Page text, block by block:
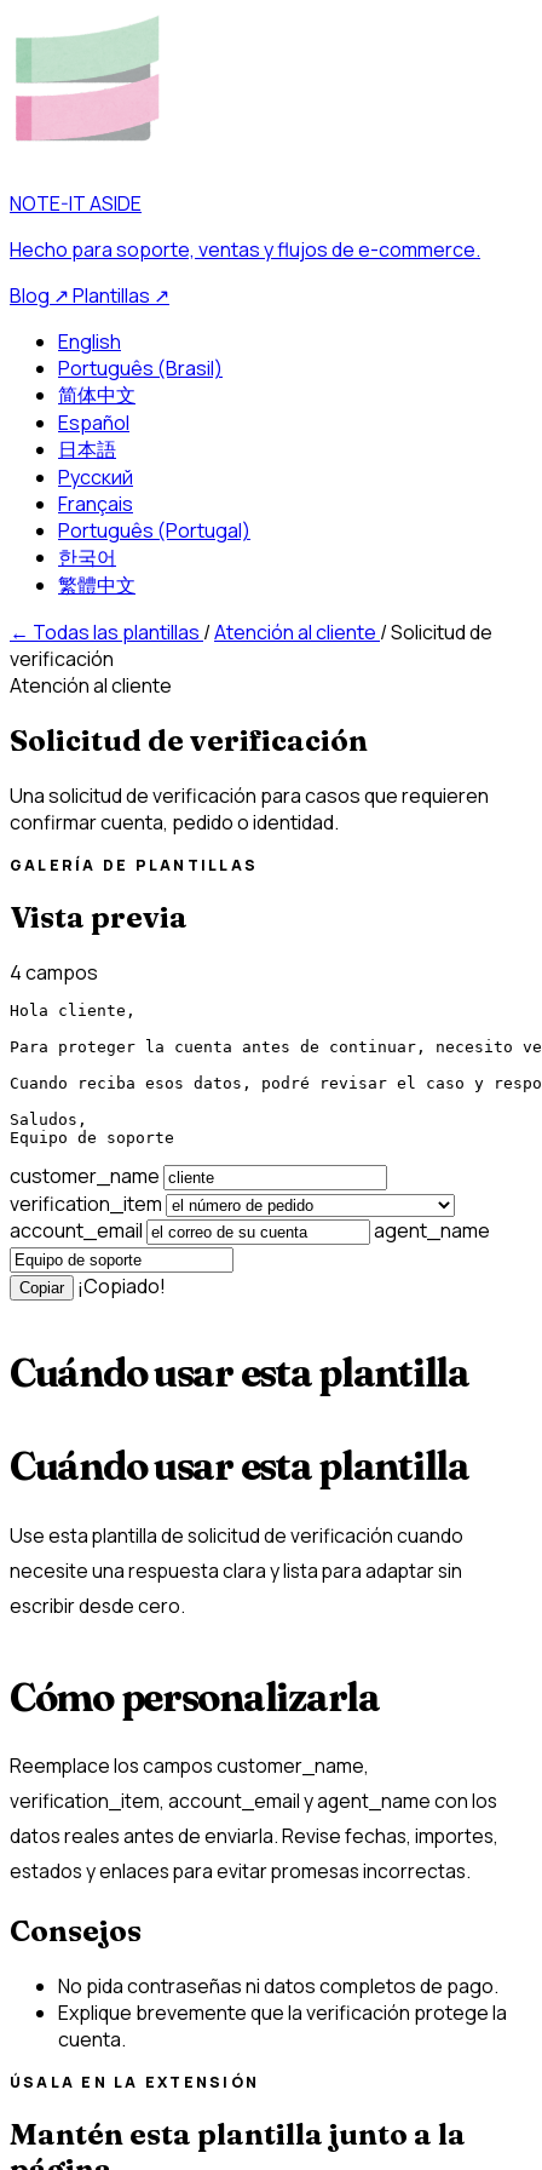
NOTE-IT ASIDE
Hecho para soporte, ventas y flujos de e-commerce.
Blog ↗Plantillas ↗
English
Português (Brasil)
简体中文
Español
日本語
Русский
Français
Português (Portugal)
한국어
繁體中文
← Todas las plantillas /Atención al cliente /Solicitud de
verificación
Atención al cliente
Solicitud de verificación
Una solicitud de verificación para casos que requieren
confirmar cuenta, pedido o identidad.
GALERÍA DE PLANTILLAS
Vista previa
4 campos
Hola cliente,
Para proteger la cuenta antes de continuar, necesito
Cuando reciba esos datos, podré revisar el caso y
Saludos,
Equipo de soporte
customer_name
verification_item
account_email
agent_name
Copiar ¡Copiado!
Cuándo usar esta plantilla
Cuándo usar esta plantilla
Use esta plantilla de solicitud de verificación cuando
necesite una respuesta clara y lista para adaptar sin
escribir desde cero.
Cómo personalizarla
Reemplace los campos customer_name,
verification_item, account_email y agent_name con los
datos reales antes de enviarla. Revise fechas, importes,
estados y enlaces para evitar promesas incorrectas.
Consejos
No pida contraseñas ni datos completos de pago.
Explique brevemente que la verificación protege la
cuenta.
ÚSALA EN LA EXTENSIÓN
Mantén esta plantilla junto a la